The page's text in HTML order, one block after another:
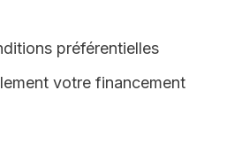
préférentielles
votre financement